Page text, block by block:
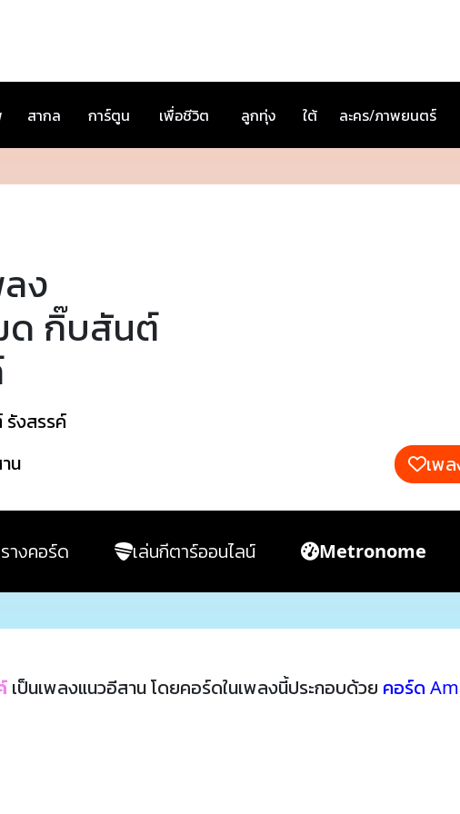
สากล การ์ตูน เพื่อชีวิต ลูกทุ่ง ใต้ ละคร/ภาพยนตร์
ง
ด กิ๊บสันต์
งสรรค์
น เพล
างคอร์ด เล่นกีตาร์ออนไลน์ Metronome
เป็นเพลงแนวอีสาน โดยคอร์ดในเพลงนี้ประกอบด้วย คอร์ด Am